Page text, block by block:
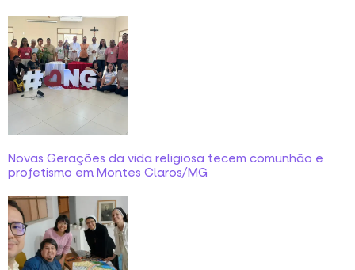
Novas Gerações da vida religiosa tecem comunhão e
profetismo em Montes Claros/MG